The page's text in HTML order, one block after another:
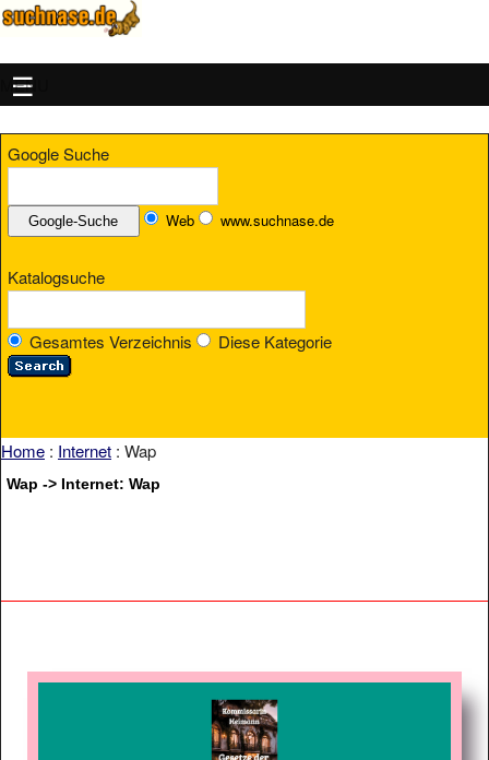
MENU
Google Suche
Web www.suchnase.de
Katalogsuche
Gesamtes Verzeichnis Diese Kategorie
Home : Internet : Wap
Wap -> Internet: Wap